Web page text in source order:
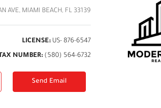
AVE, MIAMI BEACH, FL 33139
LICENSE:US- 876-6547
TAX NUMBER:(580) 564-6732
Send Email